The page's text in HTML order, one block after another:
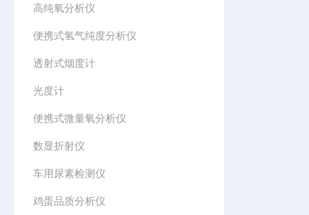
高纯氧分析仪
便携式氢气纯度分析仪
透射式烟度计
光度计
便携式微量氧分析仪
数显折射仪
车用尿素检测仪
鸡蛋品质分析仪